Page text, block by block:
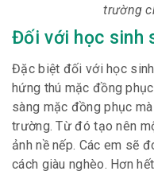
trường
Đối với học sinh
Đặc biệt đối với học
hứng thú mặc đồng
sàng mặc đồng phục
trường. Từ đó tạo nên
ảnh nề nếp. Các em sẽ
cách giàu nghèo. Hơn